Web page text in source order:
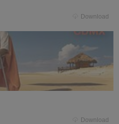
Download
Download